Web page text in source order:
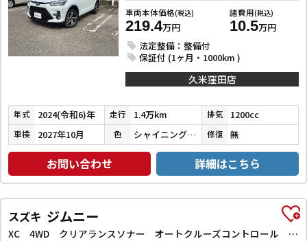
車両本体価格(税込)
219.4万円
諸費用(税込)
10.5万円
法定整備：整備付
保証付 (1ヶ月・1000km )
久米窪田店
年式 2024(令和6)年 走行 1.4万km 排気 1200cc
車検 2027年10月 色 シャイニングホワイトパール／ブラックマイカメタリック 修復 無
お問い合わせ 詳細はこちら
スズキ ジムニー
XC 4WD クリアランスソナー オートクルーズコントロール レーンアシスト 衝突被害軽減システム オートライト ヘッドライトウォッシャー スマートキー アイドリングストップ 電動格納ミラー シートヒーター